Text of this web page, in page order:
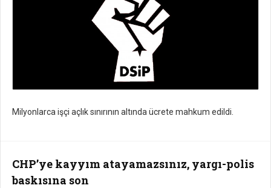
Milyonlarca işçi açlık sınırının altında ücrete mahkum edildi.
CHP’ye kayyım atayamazsınız, yargı-polis
baskısına son